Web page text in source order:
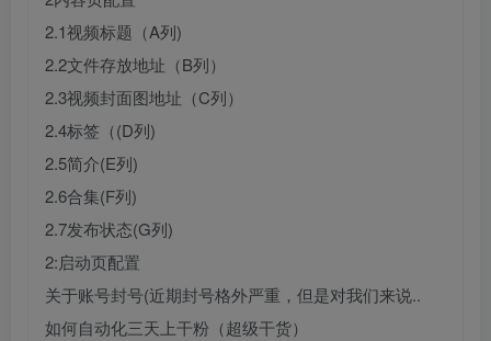
2.1视频标题（A列)
2.2文件存放地址（B列）
2.3视频封面图地址（C列）
2.4标签（(D列)
2.5简介(E列)
2.6合集(F列)
2.7发布状态(G列)
2:启动页配置
关于账号封号(近期封号格外严重，但是对我们来说..
如何自动化三天上干粉（超级干货）